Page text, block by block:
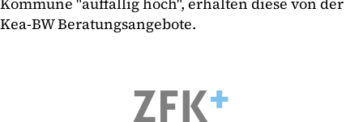
Kea-BW Beratungsangebote.